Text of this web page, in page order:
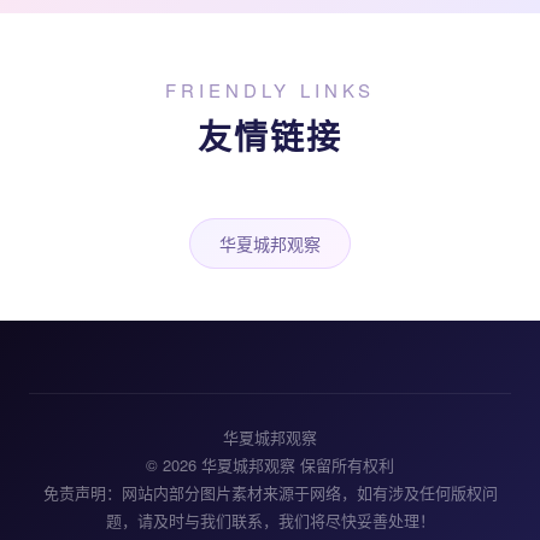
FRIENDLY LINKS
友情链接
华夏城邦观察
华夏城邦观察
© 2026 华夏城邦观察 保留所有权利
免责声明：网站内部分图片素材来源于网络，如有涉及任何版权问
题，请及时与我们联系，我们将尽快妥善处理！